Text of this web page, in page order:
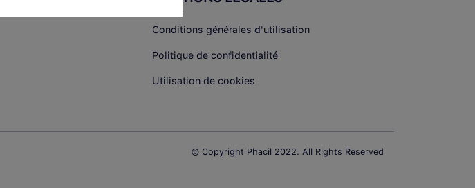
Conditions générales d'utilisation
Politique de confidentialité
Utilisation de cookies
© Copyright Phacil 2022. All Rights Reserved